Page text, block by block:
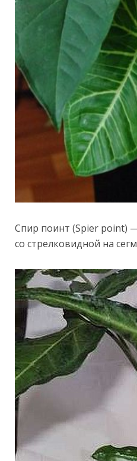
Спир поинт (Spier point)
со стрелковидной на